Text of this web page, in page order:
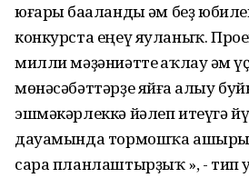
юғары баһаланды һәм беҙ
конкурста еңеү яуланыҡ.
милли мәҙәниәтте һаҡлау һәм
мөнәсәбәттәрҙе яйға һалыу
эшмәкәрлеккә йәлеп итеүгә
дауамында тормошҡа
сара планлаштырҙыҡ », -